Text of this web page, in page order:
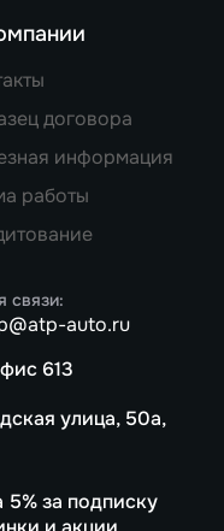
договора
информация
работы
связи:
auto.ru
613
улица, 50а,
5% за подписку